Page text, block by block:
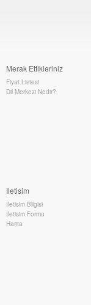
Merak Ettikleriniz
Fiyat Listesi
Dil Merkezi Nedir?
Iletisim
Iletisim Bilgisi
Iletisim Formu
Harita